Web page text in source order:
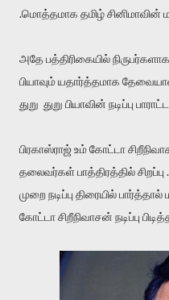
.மொத்தமாக தமிழ் சினிமாவின்
அதே பத்திரிகையில்
பியாவும் யதார்த்தமாக
துறு துறு பியாவின் நடிப்பு
பிரகாஸ்ராஜ் உம் கோட்டா
தலைவர்கள் பாத்திரத்தில்
முறை நடிப்பு திரையில் பார்த்தால்
கோட்டா சிறீநிவாசன் நடிப்பு